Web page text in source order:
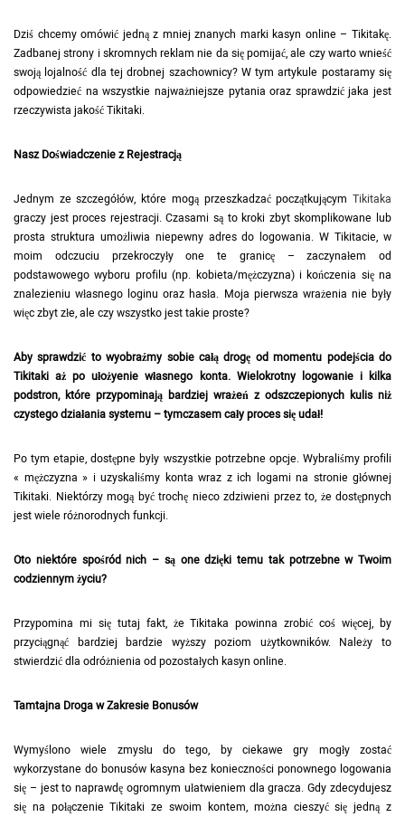
Dziś chcemy omówić jedną z mniej znanych marki kasyn online – Tikitakę.
Zadbanej strony i skromnych reklam nie da się pomijać, ale czy warto wnieść
swoją lojalność dla tej drobnej szachownicy? W tym artykule postaramy się
odpowiedzieć na wszystkie najważniejsze pytania oraz sprawdzić jaka jest
rzeczywista jakość Tikitaki.
Nasz Doświadczenie z Rejestracją
Jednym ze szczegółów, które mogą przeszkadzać początkującym Tikitaka
graczy jest proces rejestracji. Czasami są to kroki zbyt skomplikowane lub
prosta struktura umożliwia niepewny adres do logowania. W Tikitacie, w
moim odczuciu przekroczyły one te granicę – zaczynałem od
podstawowego wyboru profilu (np. kobieta/mężczyzna) i kończenia się na
znalezieniu własnego loginu oraz hasła. Moja pierwsza wrażenia nie były
więc zbyt złe, ale czy wszystko jest takie proste?
Aby sprawdzić to wyobraźmy sobie całą drogę od momentu podejścia do
Tikitaki aż po ułożyenie własnego konta. Wielokrotny logowanie i kilka
podstron, które przypominają bardziej wrażeń z odszczepionych kulis niż
czystego działania systemu – tymczasem cały proces się udał!
Po tym etapie, dostępne były wszystkie potrzebne opcje. Wybraliśmy profili
« mężczyzna » i uzyskaliśmy konta wraz z ich logami na stronie głównej
Tikitaki. Niektórzy mogą być trochę nieco zdziwieni przez to, że dostępnych
jest wiele różnorodnych funkcji.
Oto niektóre spośród nich – są one dzięki temu tak potrzebne w Twoim
codziennym życiu?
Przypomina mi się tutaj fakt, że Tikitaka powinna zrobić coś więcej, by
przyciągnąć bardziej bardzie wyższy poziom użytkowników. Należy to
stwierdzić dla odróżnienia od pozostałych kasyn online.
Tamtajna Droga w Zakresie Bonusów
Wymyślono wiele zmysłu do tego, by ciekawe gry mogły zostać
wykorzystane do bonusów kasyna bez konieczności ponownego logowania
się – jest to naprawdę ogromnym ułatwieniem dla gracza. Gdy zdecydujesz
się na połączenie Tikitaki ze swoim kontem, można cieszyć się jedną z